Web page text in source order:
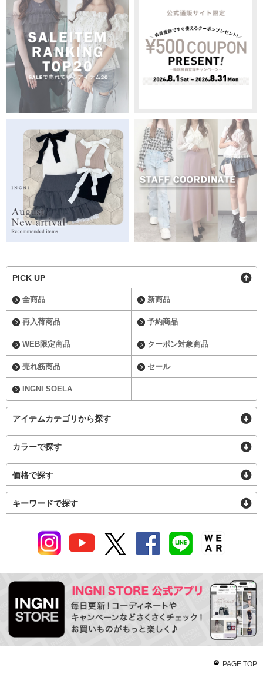
PICK UP
全商品 新商品
再入荷商品 予約商品
WEB限定商品 クーポン対象商品
売れ筋商品 セール
INGNI SOELA
アイテムカテゴリから探す
カラーで探す
価格で探す
キーワードで探す
PAGE TOP